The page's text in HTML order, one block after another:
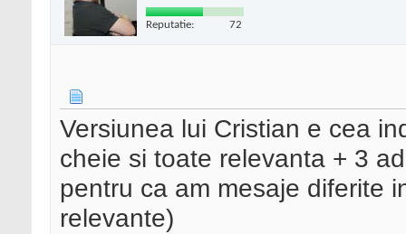
Reputatie: 72
Versiunea lui Cristian e cea
cheie si toate relevanta + 3
pentru ca am mesaje diferite
relevante)